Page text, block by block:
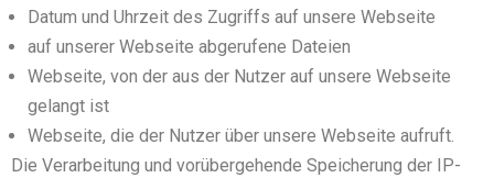
Datum und Uhrzeit des Zugriffs auf unsere Webseite
auf unserer Webseite abgerufene Dateien
Webseite, von der aus der Nutzer auf unsere Webseite
gelangt ist
Webseite, die der Nutzer über unsere Webseite aufruft.
Die Verarbeitung und vorübergehende Speicherung der IP-